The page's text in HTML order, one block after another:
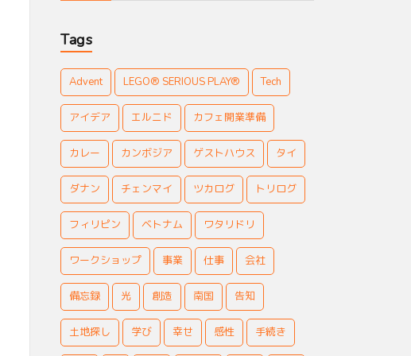
Tags
Advent LEGO® SERIOUS PLAY® Tech
アイデア エルニド カフェ開業準備
カレー カンボジア ゲストハウス タイ
ダナン チェンマイ ツカログ トリログ
フィリピン ベトナム ワタリドリ
ワークショップ 事業 仕事 会社
備忘録 光 創造 南国 告知
土地探し 学び 幸せ 感性 手続き